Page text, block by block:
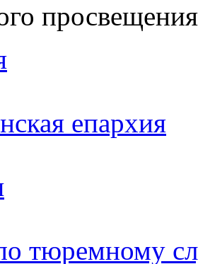
епархия
тюремному